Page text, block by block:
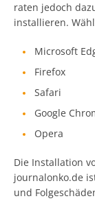
raten jedoch
installieren.
Microsoft
Firefox
Safari
Google
Opera
Die Installation
journalonko.de
und